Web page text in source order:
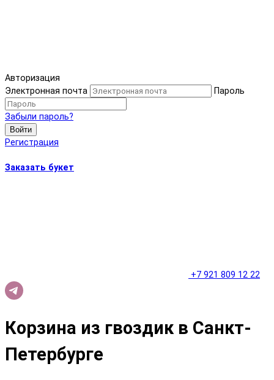
Авторизация
Электронная почта
Пароль
Забыли пароль?
Войти
Регистрация
Заказать букет
+7 921 809 12 22
Корзина из гвоздик в Санкт-
Петербурге